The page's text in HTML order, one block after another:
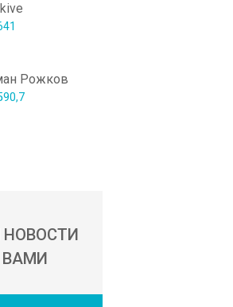
Рожков
ВАМИ